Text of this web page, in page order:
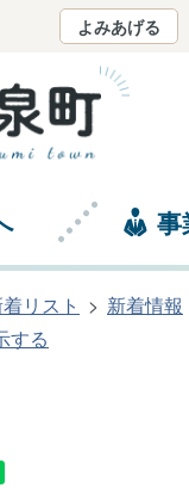
事
よみあげる
リスト
新着情報
する